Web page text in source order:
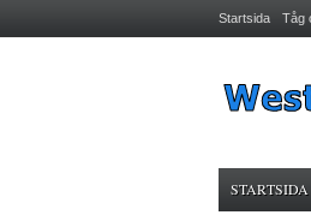
Startsida Tåg
STARTSIDA